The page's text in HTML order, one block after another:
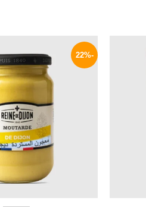
-22%
هو:
250 EGP.